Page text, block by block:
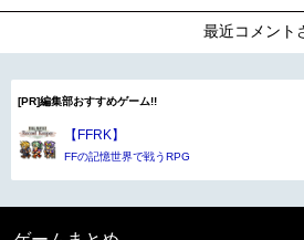
最近コメント
[PR]編集部おすすめゲーム!!
【FFRK】
FFの記憶世界で戦うRPG